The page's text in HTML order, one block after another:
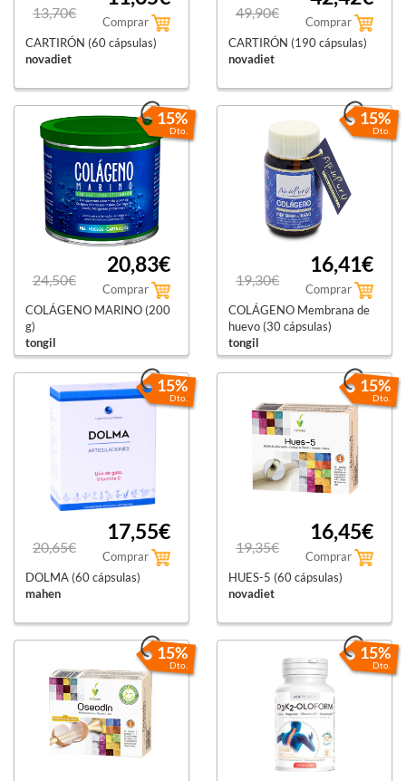
13,70€
Comprar
CARTIRÓN (60 cápsulas)
novadiet
49,90€
Comprar
CARTIRÓN (190 cápsulas)
novadiet
15%
Dto.
24,50€
20,83€
Comprar
COLÁGENO MARINO (200
g)
tongil
15%
Dto.
19,30€
16,41€
Comprar
COLÁGENO Membrana de
huevo (30 cápsulas)
tongil
15%
Dto.
20,65€
17,55€
Comprar
DOLMA (60 cápsulas)
mahen
15%
Dto.
19,35€
16,45€
Comprar
HUES-5 (60 cápsulas)
novadiet
15%
Dto.
15%
Dto.